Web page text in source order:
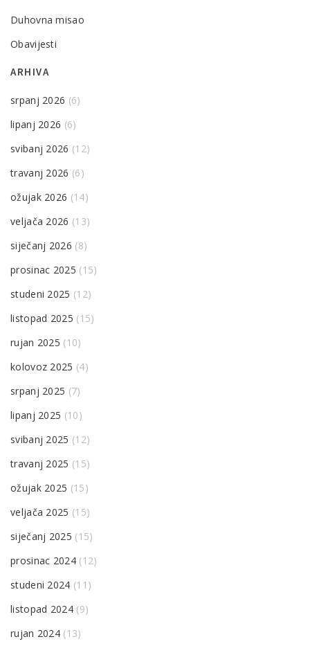
Duhovna misao
Obavijesti
ARHIVA
srpanj 2026 (6)
lipanj 2026 (6)
svibanj 2026 (12)
travanj 2026 (6)
ožujak 2026 (14)
veljača 2026 (13)
siječanj 2026 (8)
prosinac 2025 (15)
studeni 2025 (12)
listopad 2025 (15)
rujan 2025 (10)
kolovoz 2025 (4)
srpanj 2025 (7)
lipanj 2025 (10)
svibanj 2025 (12)
travanj 2025 (15)
ožujak 2025 (15)
veljača 2025 (15)
siječanj 2025 (15)
prosinac 2024(12)
studeni 2024 (11)
listopad 2024(9)
rujan 2024 (13)